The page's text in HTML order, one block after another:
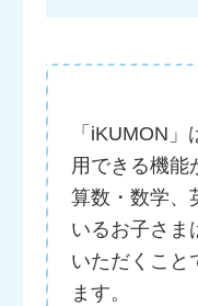
「iKUMON
用できる機能
算数・数学、
いるお子さま
いただくこと
ます。